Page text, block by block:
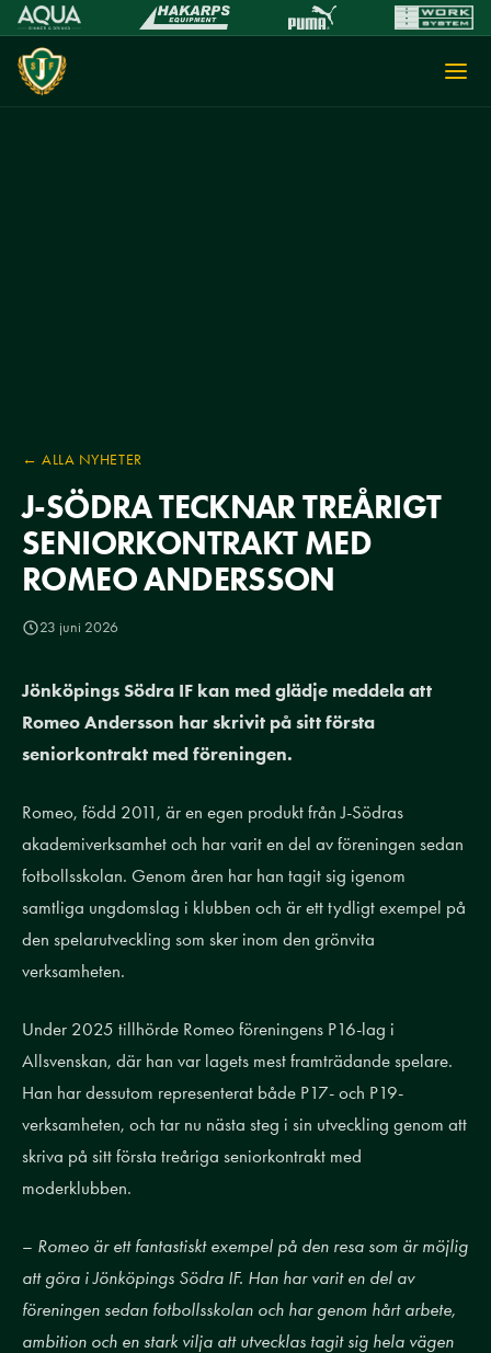
← ALLA NYHETER
J-SÖDRA TECKNAR TREÅRIGT
SENIORKONTRAKT MED
ROMEO ANDERSSON
23 juni 2026
Jönköpings Södra IF kan med glädje meddela att
Romeo Andersson har skrivit på sitt första
seniorkontrakt med föreningen.
Romeo, född 2011, är en egen produkt från J-Södras
akademiverksamhet och har varit en del av föreningen sedan
fotbollsskolan. Genom åren har han tagit sig igenom
samtliga ungdomslag i klubben och är ett tydligt exempel på
den spelarutveckling som sker inom den grönvita
verksamheten.
Under 2025 tillhörde Romeo föreningens P16-lag i
Allsvenskan, där han var lagets mest framträdande spelare.
Han har dessutom representerat både P17- och P19-
verksamheten, och tar nu nästa steg i sin utveckling genom att
skriva på sitt första treåriga seniorkontrakt med
moderklubben.
– Romeo är ett fantastiskt exempel på den resa som är möjlig
att göra i Jönköpings Södra IF. Han har varit en del av
föreningen sedan fotbollsskolan och har genom hårt arbete,
ambition och en stark vilja att utvecklas tagit sig hela vägen